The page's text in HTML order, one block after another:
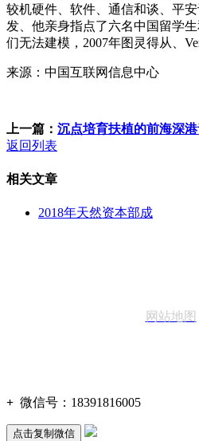
较机硬件、软件、通信和谈、平
发、他亲身指点了六名中国留学
们无法建模，2007年图灵得从、
来源：中国互联网信息中心
上一篇： 沉点培育扶植的前海深
返回列表
相关文章
2018年天然资本部成
网站地图
+ 微信号： 18391816005
点击复制微信